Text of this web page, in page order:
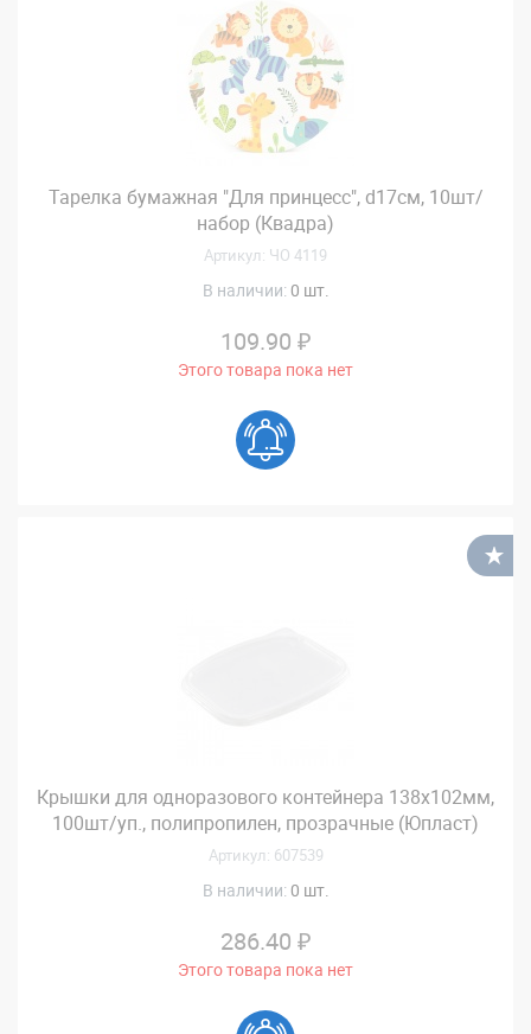
Тарелка бумажная "Для принцесс", d17см, 10шт/
набор (Квадра)
Артикул: ЧО 4119
В наличии: 0 шт.
109.90 ₽
Этого товара пока нет
Крышки для одноразового контейнера 138х102мм,
100шт/уп., полипропилен, прозрачные (Юпласт)
Артикул: 607539
В наличии: 0 шт.
286.40 ₽
Этого товара пока нет